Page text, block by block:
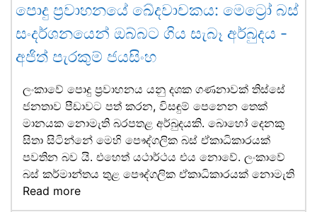
පොදු ප්‍රවාහනයේ ඛේදවාචකය: මෙට්‍රෝ බස්
සංදර්ශනයෙන් ඔබ්බට ගිය සැබෑ අර්බුදය -
අජිත් පැරකුම් ජයසිංහ
ලංකාවේ පොදු ප්‍රවාහනය යනු දශක ගණනාවක් තිස්සේ
ජනතාව පීඩාවට පත් කරන, විසඳුම් පෙනෙන තෙක්
මානයක නොමැති බරපතළ අර්බුදයකි. බොහෝ දෙනකු
සිතා සිටින්නේ මෙහි පෞද්ගලික බස් ඒකාධිකාරයක්
පවතින බව යි. එහෙත් යථාර්ථය එය නොවේ. ලංකාවේ
බස් කර්මාන්තය තුළ පෞද්ගලික ඒකාධිකාරයක් නොමැති
Read more